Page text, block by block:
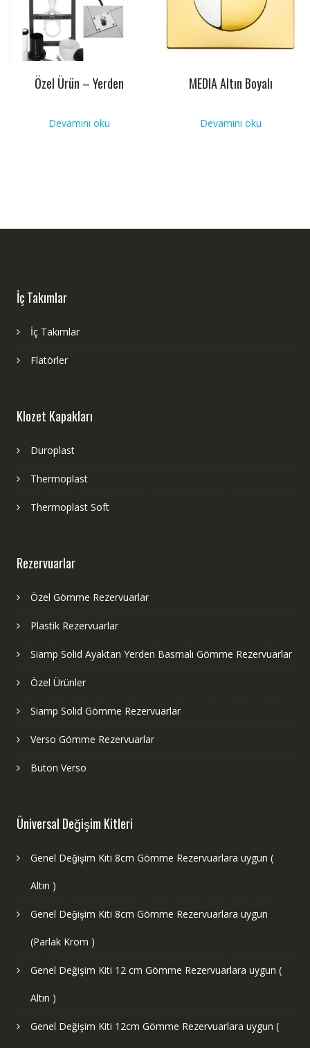
Özel Ürün – Yerden
Devamını oku
MEDIA Altın Boyalı
Devamını oku
İç Takımlar
İç Takımlar
Flatörler
Klozet Kapakları
Duroplast
Thermoplast
Thermoplast Soft
Rezervuarlar
Özel Gömme Rezervuarlar
Plastik Rezervuarlar
Siamp Solid Ayaktan Yerden Basmalı Gömme Rezervuarlar
Özel Ürünler
Siamp Solid Gömme Rezervuarlar
Verso Gömme Rezervuarlar
Buton Verso
Üniversal Değişim Kitleri
Genel Değişim Kiti 8cm Gömme Rezervuarlara uygun (
Altın )
Genel Değişim Kiti 8cm Gömme Rezervuarlara uygun
(Parlak Krom )
Genel Değişim Kiti 12 cm Gömme Rezervuarlara uygun (
Altın )
Genel Değişim Kiti 12cm Gömme Rezervuarlara uygun (